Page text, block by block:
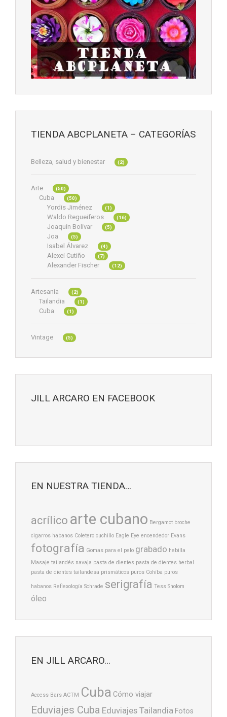
TIENDA ABCPLANETA – CATEGORÍAS
Belleza, salud y bienestar (2)
Arte (50)
Cuba (50)
Yordis Jiménez (1)
Waldo Regueiferos (16)
Joaquín Bolívar (5)
Joa (5)
Isabel Álvarez (4)
Alexei Cutiño (7)
Alexander Fischer (12)
Artesanía (2)
Tailandia (1)
Cuba (1)
Vintage (5)
JILL ARCARO EN FACEBOOK
EN NUESTRA TIENDA…
acrílico arte cubano Bergamot broche
cigarros habanos Coletero cuchillo Eagle Eye encendedor Evans
fotografía Gomas para el pelo grabado hebilla
Masaje tailandés navaja pasta de dientes pasta de dientes herbal
pasta de dientes tailandesa prismáticos puros Cohíba puros
habanos Reflexología Schrade serigrafía Tess Sholom
óleo
EN JILL ARCARO…
Access Bars ACTM Cuba Cómo viajar
Eduviajes Cuba Eduviajes Tailandia Fotos